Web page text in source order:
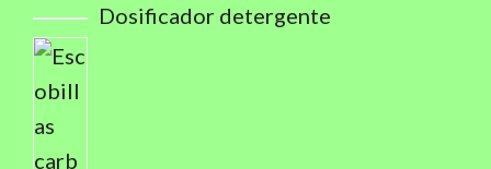
Dosificador detergente